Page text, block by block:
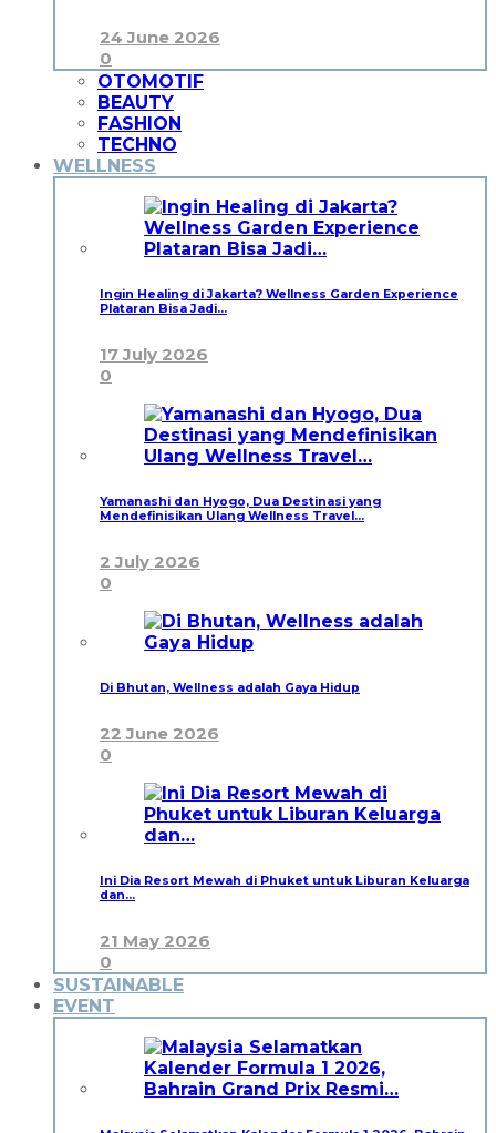
24 June 2026
0
OTOMOTIF
BEAUTY
FASHION
TECHNO
WELLNESS
Ingin Healing di Jakarta? Wellness Garden Experience
Plataran Bisa Jadi…
17 July 2026
0
Yamanashi dan Hyogo, Dua Destinasi yang
Mendefinisikan Ulang Wellness Travel…
2 July 2026
0
Di Bhutan, Wellness adalah Gaya Hidup
22 June 2026
0
Ini Dia Resort Mewah di Phuket untuk Liburan Keluarga
dan…
21 May 2026
0
SUSTAINABLE
EVENT